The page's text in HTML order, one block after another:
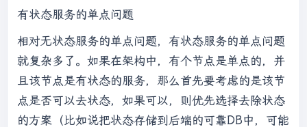
有状态服务的单点问题
相对无状态服务的单点问题，有状态服务的单点问题
就复杂多了。如果在架构中，有个节点是单点的，并
且该节点是有状态的服务，那么首先要考虑的是该节
点是否可以去状态，如果可以，则优先选择去除状态
的方案（比如说把状态存储到后端的可靠DB中，可能